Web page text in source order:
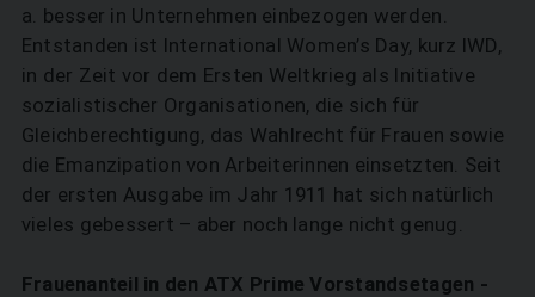
a. besser in Unternehmen einbezogen werden.
Entstanden ist International Women’s Day, kurz IWD,
in der Zeit vor dem Ersten Weltkrieg als Initiative
sozialistischer Organisationen, die sich für
Gleichberechtigung, das Wahlrecht für Frauen sowie
die Emanzipation von Arbeiterinnen einsetzten. Seit
der ersten Ausgabe im Jahr 1911 hat sich natürlich
vieles gebessert – aber noch lange nicht genug.
Frauenanteil in den ATX Prime Vorstandsetagen ­